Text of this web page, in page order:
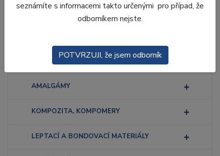
Ordinace
AMALGÁMY
KOMPOZITA, KOMPOMERY
LEPTACÍ A BONDOVACÍ MATERIÁLY
seznámíte s informacemi takto určenými pro případ, že
odborníkem nejste.
POTVRZUJI, že jsem odborník